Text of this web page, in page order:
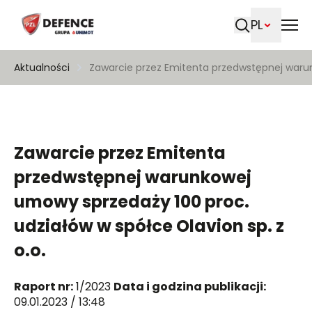
PL
Aktualności Zawarcie przez Emitenta przedwstępnej
Zawarcie przez Emitenta
przedwstępnej warunkowej
umowy sprzedaży 100 proc.
udziałów w spółce Olavion sp. z
o.o.
Raport nr:1/2023 Data i godzina publikacji:
09.01.2023 / 13:48